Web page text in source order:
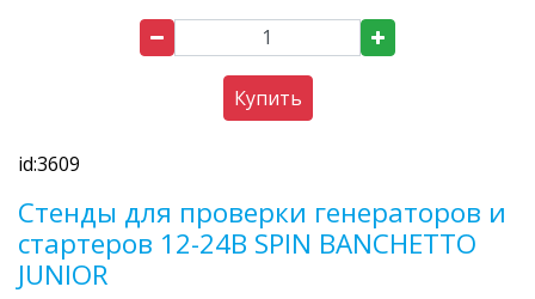
Купить
id:3609
Стенды для проверки генераторов и
стартеров 12-24В SPIN BANCHETTO
JUNIOR